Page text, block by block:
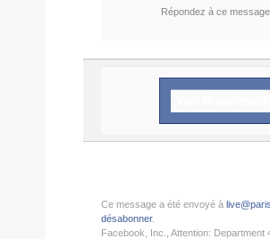
Répondez à ce
Ce message a été envoyé à
désabonner.
Facebook, Inc., Attention: Department